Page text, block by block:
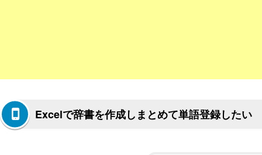
Excelで辞書を作成しまとめて単語登録したい